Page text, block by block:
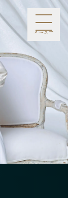
メニュー